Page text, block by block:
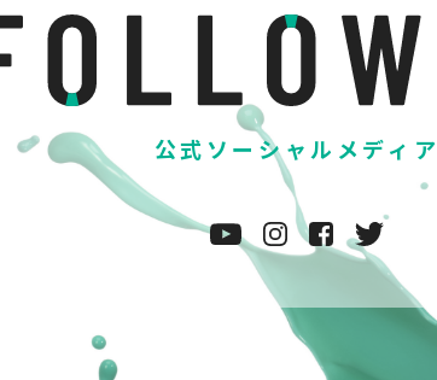
公式ソーシャルメディア